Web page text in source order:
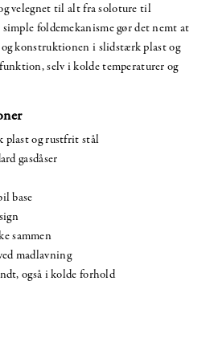
velegnet til alt fra soloture til
foldemekanisme gør det nemt at
og konstruktionen i slidstærk plast og
selv i kolde temperaturer og
plast og rustfrit stål
gasdåser
base
sammen
madlavning
også i kolde forhold